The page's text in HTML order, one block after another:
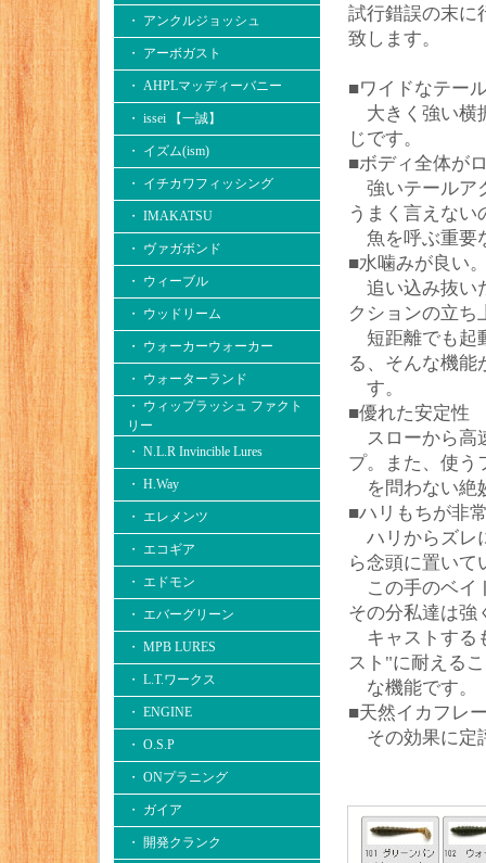
・ アンクルジョッシュ
・ アーボガスト
・ AHPLマッディーバニー
・ issei 【一誠】
・ イズム(ism)
・ イチカワフィッシング
・ IMAKATSU
・ ヴァガボンド
・ ウィーブル
・ ウッドリーム
・ ウォーカーウォーカー
・ ウォーターランド
・ ウィップラッシュ ファクト
リー
・ N.L.R Invincible Lures
・ H.Way
・ エレメンツ
・ エコギア
・ エドモン
・ エバーグリーン
・ MPB LURES
・ L.T.ワークス
・ ENGINE
・ O.S.P
・ ONプラニング
・ ガイア
・ 開発クランク
試行錯誤の末に
致します。
■ワイドなテー
大きく強い横
じです。
■ボディ全体が
強いテールア
うまく言えない
魚を呼ぶ重要
■水噛みが良い
追い込み抜い
クションの立ち
短距離でも起
る、そんな機能
す。
■優れた安定性
スローから高
プ。また、使う
を問わない絶
■ハリもちが非
ハリからズレ
ら念頭に置いて
この手のベイ
その分私達は強
キャストする
スト"に耐える
な機能です。
■天然イカフレ
その効果に定